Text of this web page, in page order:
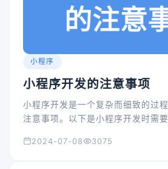
小程序
小程序开发的注意事项
小程序开发是一个复杂而细致的过
注意事项。以下是小程序开发时需
2024-07-08
3075